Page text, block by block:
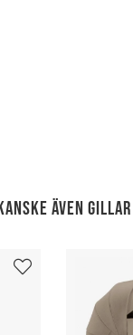
även gillar